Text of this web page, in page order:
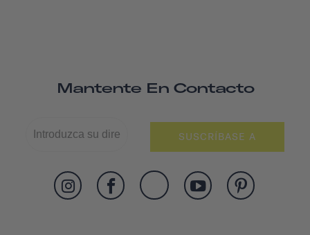
Mantente En Contacto
SUSCRÍBASE A